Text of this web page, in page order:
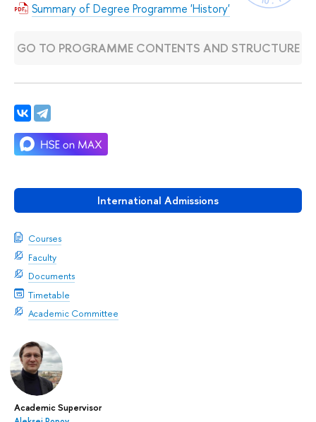
International Admissions
Courses
Faculty
Documents
Timetable
Academic Committee
Academic Supervisor
Summary of Degree Programme 'History'
GO TO PROGRAMME CONTENTS AND STRUCTURE